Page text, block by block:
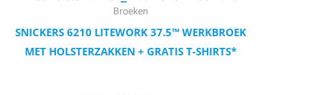
Broeken
SNICKERS 6210 LITEWORK 37.5™ WERKBROEK
MET HOLSTERZAKKEN + GRATIS T-SHIRTS*
meerdere
variaties.
Deze